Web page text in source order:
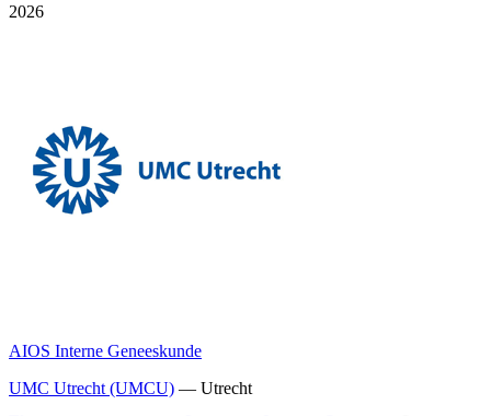
2026
AIOS Interne Geneeskunde
UMC Utrecht (UMCU) — Utrecht